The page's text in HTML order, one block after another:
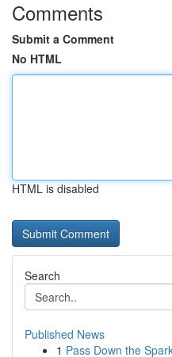
Comments
Submit a Comment
No HTML
HTML is disabled
Search
Published News
1 Pass Down the